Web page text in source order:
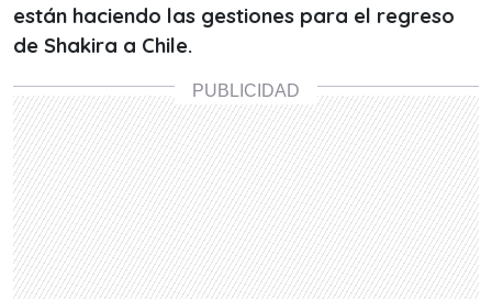
están haciendo las gestiones para el regreso
de Shakira a Chile.